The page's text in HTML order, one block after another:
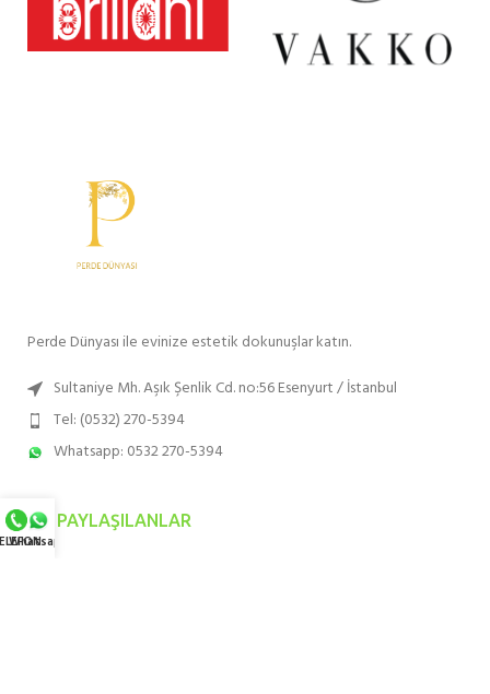
Perde Dünyası ile evinize estetik dokunuşlar katın.
Sultaniye Mh. Aşık Şenlik Cd. no:56 Esenyurt / İstanbul
Tel: (0532) 270-5394
Whatsapp: 0532 270-5394
SON PAYLAŞILANLAR
Whatsapp